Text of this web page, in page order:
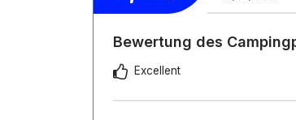
Bewertung des
Excellent